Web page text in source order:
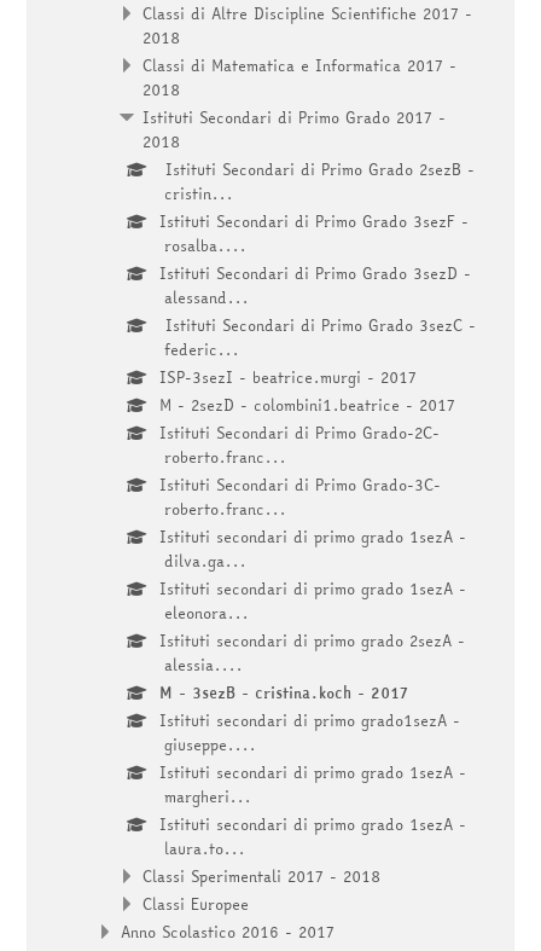
Classi di Altre Discipline Scientifiche 2017 -
2018
Classi di Matematica e Informatica 2017 -
2018
Istituti Secondari di Primo Grado 2017 -
2018
Istituti Secondari di Primo Grado 2sezB -
cristin...
Istituti Secondari di Primo Grado 3sezF -
rosalba....
Istituti Secondari di Primo Grado 3sezD -
alessand...
Istituti Secondari di Primo Grado 3sezC -
federic...
ISP-3sezI - beatrice.murgi - 2017
M - 2sezD - colombini1.beatrice - 2017
Istituti Secondari di Primo Grado-2C-
roberto.franc...
Istituti Secondari di Primo Grado-3C-
roberto.franc...
Istituti secondari di primo grado 1sezA -
dilva.ga...
Istituti secondari di primo grado 1sezA -
eleonora...
Istituti secondari di primo grado 2sezA -
alessia....
M - 3sezB - cristina.koch - 2017
Istituti secondari di primo grado1sezA -
giuseppe....
Istituti secondari di primo grado 1sezA -
margheri...
Istituti secondari di primo grado 1sezA -
laura.to...
Classi Sperimentali 2017 - 2018
Classi Europee
Anno Scolastico 2016 - 2017